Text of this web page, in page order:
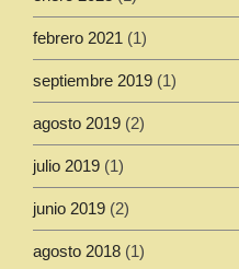
febrero 2021 (1)
septiembre 2019 (1)
agosto 2019 (2)
julio 2019 (1)
junio 2019 (2)
agosto 2018 (1)